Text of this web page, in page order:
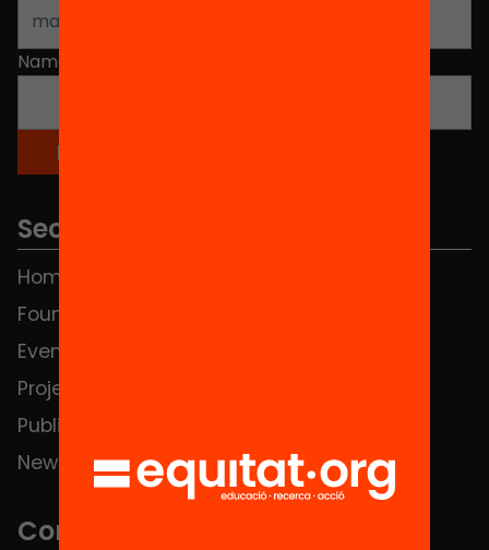
Name
Sections
Home
Foundation
Events
Projects
Publications and videos
News
Contact